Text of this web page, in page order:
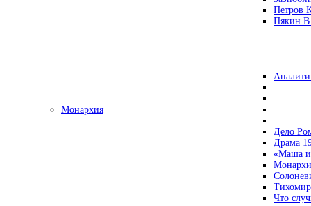
Петров
Пякин
Монархия
Дело
Драма
«Маша и
Что